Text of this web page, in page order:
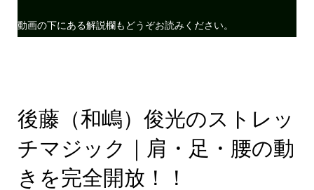
動画の下にある解説欄もどうぞお読みください。
後藤（和嶋）俊光のストレッ
チマジック｜肩・足・腰の動
きを完全開放！！